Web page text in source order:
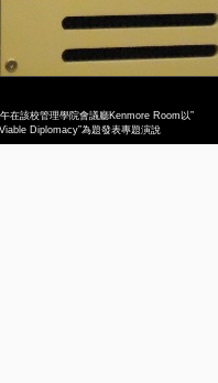
在該校管理學院會議廳Kenmore Room以”
Diplomacy”為題發表專題演說